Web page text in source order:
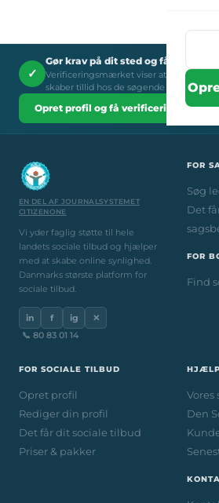
✓
Gør krav på dit sted og få
Verificeringsmærket viser at du er et
skaber tillid hos de søgende brugere.
Opret profil og få
EN DEL AF JOURNALSYSTEMET
CITIZENONE
Vi yder faglig støtte til hele
landets sociale tilbud og hjælper
med at skabe online synlighed.
Danmarks største platform for
sociale tilbud.
in f ig
✕
📞 80 83 01 14
FOR
Søg
Det
FOR
Find
FOR SOCIALE TILBUD
Opret profil
Rediger din profil
Det får dit sociale tilbud
Priser & pakker
Vores
Den